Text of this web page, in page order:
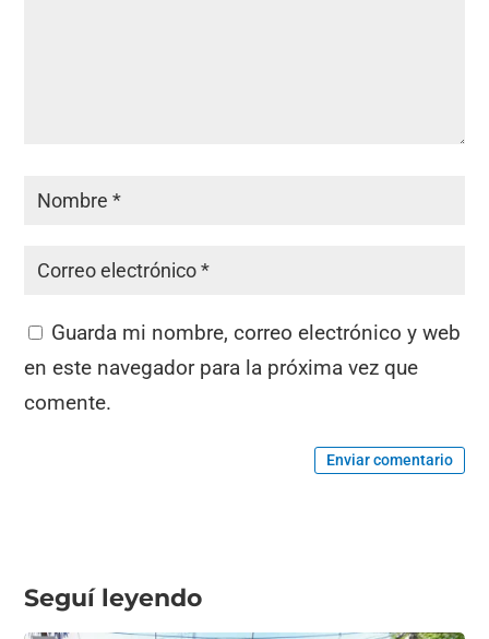
Guarda mi nombre, correo electrónico y web
en este navegador para la próxima vez que
comente.
Enviar comentario
Seguí leyendo